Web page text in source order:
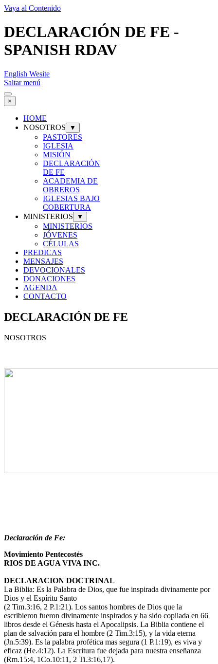
Vaya al Contenido
DECLARACIÓN DE FE -
SPANISH RDAV
English Wesite
Saltar menú
×
HOME
NOSOTROS
▼
PASTORES
IGLESIA
MISIÓN
DECLARACIÓN
DE FE
ACADEMIA DE
OBREROS
IGLESIAS BAJO
COBERTURA
MINISTERIOS
▼
MINISTERIOS
JÓVENES
CÉLULAS
PREDICAS
MENSAJES
DEVOCIONALES
DONACIONES
AGENDA
CONTACTO
DECLARACIÓN DE FE
NOSOTROS
Declaración de Fe:
Movimiento Pentecostés
RIOS DE AGUA VIVA INC.
DECLARACION DOCTRINAL
La Biblia: Es la Palabra de Dios, que fue inspirada divinamente por
Dios y el Espíritu Santo
(2 Tim.3:16, 2 P.1:21). Los santos hombres de Dios que la
escribieron fueron divinamente inspirados y ha sido copilada en 66
libros desde el Génesis hasta el Apocalipsis. La Biblia contiene el
plan de salvación para el hombre (2 Tim.3:15), y la vida eterna
(Jn.5:39). Es la palabra profética mas segura (1 P.1:19), es viva y
eficaz (He.4:12). La Escritura fue dejada para nuestra enseñanza
(Rm.15:4, 1Co.10:11, 2 Ti.3:16,17).